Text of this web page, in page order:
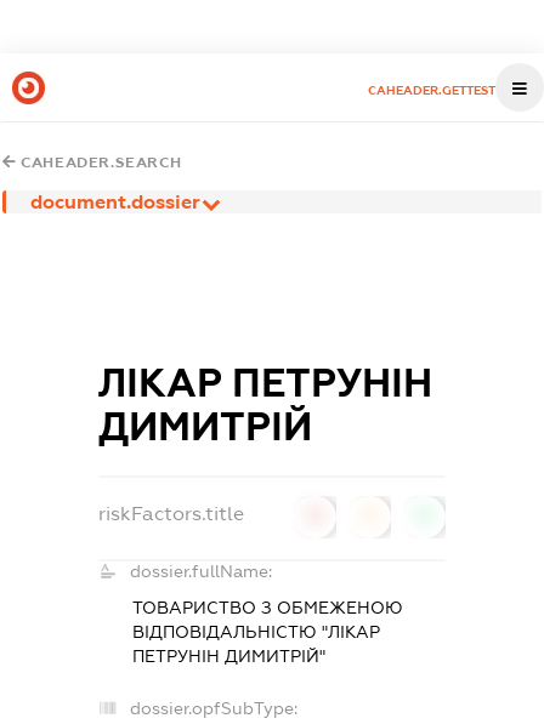
CAHEADER.GETTEST
CAHEADER.SEARCH
document.dossier
ЛІКАР ПЕТРУНІН
ДИМИТРІЙ
riskFactors.title
dossier.fullName:
ТОВАРИСТВО З ОБМЕЖЕНОЮ
ВІДПОВІДАЛЬНІСТЮ "ЛІКАР
ПЕТРУНІН ДИМИТРІЙ"
dossier.opfSubType: